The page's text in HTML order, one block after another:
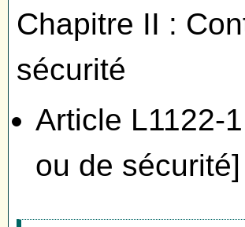
Chapitre II :
sécurité
Article L1122-
ou de sécurité]